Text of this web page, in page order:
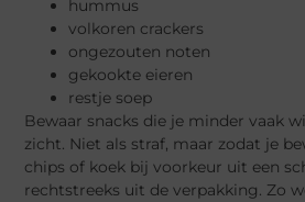
hummus
volkoren crackers
ongezouten noten
gekookte eieren
restje soep
Bewaar snacks die je minder vaak
zicht. Niet als straf, maar zodat je
chips of koek bij voorkeur uit een
rechtstreeks uit de verpakking. Zo